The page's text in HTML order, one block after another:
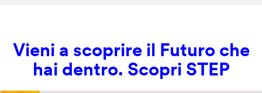
Vieni a scoprire il Futuro che
hai dentro. Scopri STEP